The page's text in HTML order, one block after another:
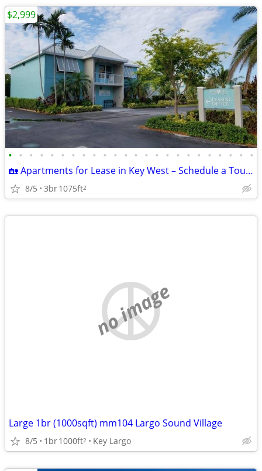
• • • • • • • • • • • • • • • • • • • • • • • •
🏡 Apartments for Lease in Key West – Schedule a Tour Today!
8/5 3br1075ft2
$2,999
no image
Large 1br (1000sqft) mm104 Largo Sound Village
8/5 1br1000ft2 Key Largo